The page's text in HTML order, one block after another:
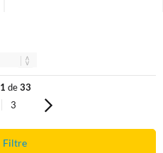
1 de33
3
Filtre